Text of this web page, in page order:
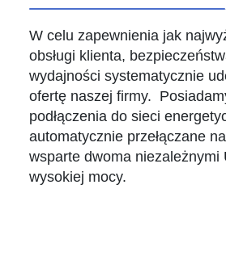
W celu zapewnienia jak
obsługi klienta,
wydajności systematycznie
ofertę naszej firmy.
podłączenia do sieci
automatycznie przełączane
wsparte dwoma niezależnymi
wysokiej mocy.